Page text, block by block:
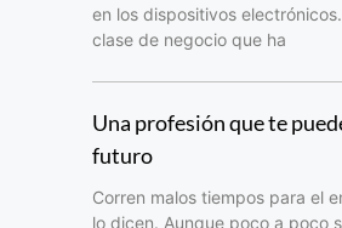
en los dispositivos
clase de negocio que ha
Una profesión que te
futuro
Corren malos tiempos para el
lo dicen. Aunque poco a poco